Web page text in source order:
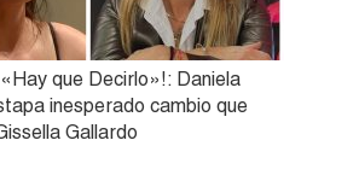
que Decirlo»!: Daniela
inesperado cambio que
Gallardo